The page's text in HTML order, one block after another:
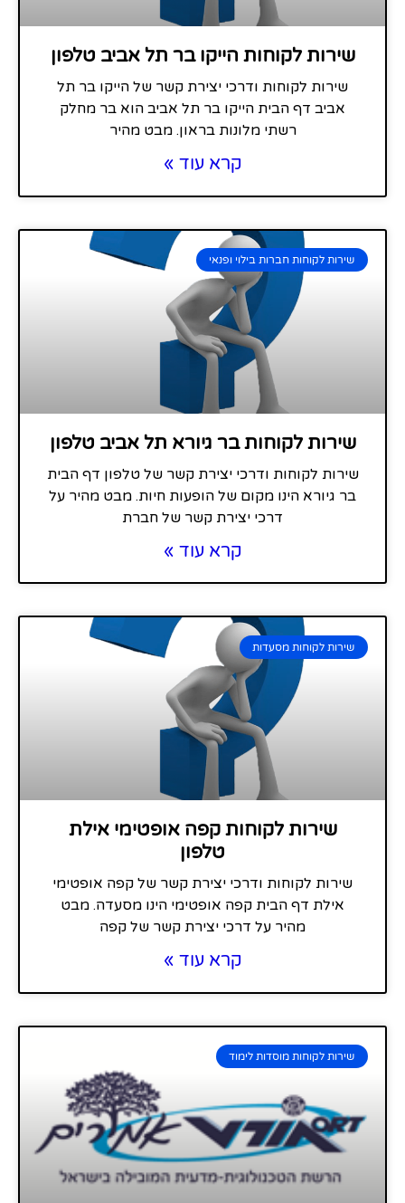
שירות לקוחות הייקו בר תל אביב טלפון
שירות לקוחות ודרכי יצירת קשר של הייקו בר תל
אביב דף הבית הייקו בר תל אביב הוא בר מחלק
רשתי מלונות בראון. מבט מהיר
קרא עוד »
שירות לקוחות חברות בילוי ופנאי
שירות לקוחות בר גיורא תל אביב טלפון
שירות לקוחות ודרכי יצירת קשר של טלפון דף הבית
בר גיורא הינו מקום של הופעות חיות. מבט מהיר על
דרכי יצירת קשר של חברת
קרא עוד »
שירות לקוחות מסעדות
שירות לקוחות קפה אופטימי אילת
טלפון
שירות לקוחות ודרכי יצירת קשר של קפה אופטימי
אילת דף הבית קפה אופטימי הינו מסעדה. מבט
מהיר על דרכי יצירת קשר של קפה
קרא עוד »
שירות לקוחות מוסדות לימוד